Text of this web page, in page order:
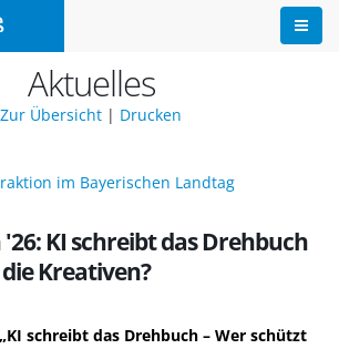
Aktuelles
Zur Übersicht | Drucken
im Bayerischen Landtag
KI schreibt das Drehbuch
Kreativen?
schreibt das Drehbuch – Wer schützt